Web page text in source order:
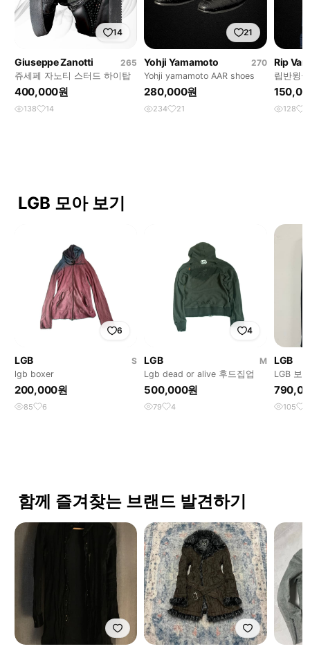
14
Giuseppe Zanotti
265
쥬세페 자노티 스터드 하이탑
400,000원
138 14
21
Yohji Yamamoto
270
Yohji yamamoto AAR shoes
280,000원
234 21
Rip
립반윙
128
LGB 모아 보기
6
LGB
S
lgb boxer
200,000원
85 6
4
LGB
M
Lgb dead or alive 후드집업
500,000원
79 4
LGB
LGB 보
105
함께 즐겨찾는 브랜드 발견하기